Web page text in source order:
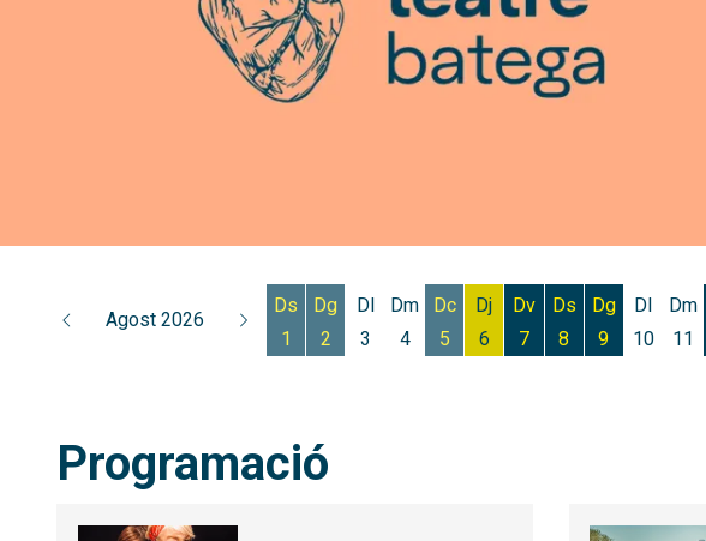
Agost 2026
Ds
1
Dg
2
Dl
3
Dm
4
Dc
5
Dj
6
Dv
7
Ds
8
Dg
9
Dl
10
Dm
11
Programació